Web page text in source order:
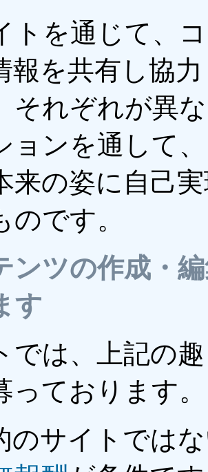
トを通じて、
報を共有し協
それぞれが異
ョンを通して
来の姿に自己
です。
ンツの作成・
す
では、上記の
っております。
のサイトでは